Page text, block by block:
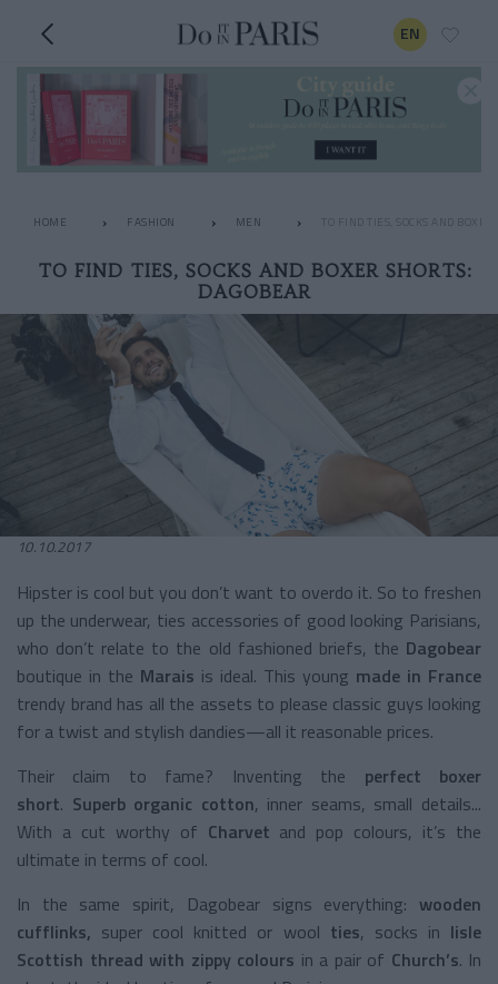
EN
HOME FASHION MEN TO FIND TIES, SOCKS AND
TO FIND TIES, SOCKS AND BOXER SHORTS:
DAGOBEAR
10.10.2017
Hipster is cool but you don’t want to overdo it. So to freshen
up the underwear, ties accessories of good looking Parisians,
who don’t relate to the old fashioned briefs, the Dagobear
boutique in the Marais is ideal. This young made in France
trendy brand has all the assets to please classic guys looking
for a twist and stylish dandies—all it reasonable prices.
Their claim to fame? Inventing the perfect boxer
short. Superb organic cotton, inner seams, small details...
With a cut worthy of Charvet and pop colours, it’s the
ultimate in terms of cool.
In the same spirit, Dagobear signs everything: wooden
cufflinks, super cool knitted or wool ties, socks in lisle
Scottish thread with zippy colours in a pair of Church’s. In